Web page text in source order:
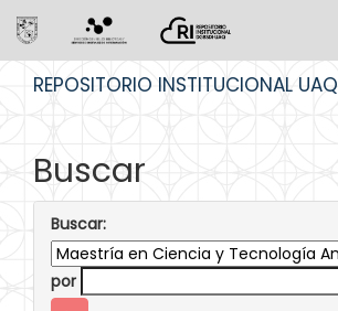
REPOSITORIO INSTITUCIONAL UAQ
Buscar
Buscar:
por